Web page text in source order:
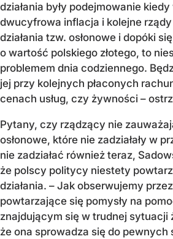
działania były podejmowanie kiedy
dwucyfrowa inflacja i kolejne rządy
działania tzw. osłonowe i dopóki
o wartość polskiego złotego, to
problemem dnia codziennego.
jej przy kolejnych płaconych
cenach usług, czy żywności –
Pytany, czy rządzący nie
osłonowe, które nie zadziałały w
nie zadziałać również teraz,
że polscy politycy niestety
działania. – Jak obserwujemy
powtarzające się pomysły na
znajdującym się w trudnej sytuacji
że ona sprowadza się do pewnych